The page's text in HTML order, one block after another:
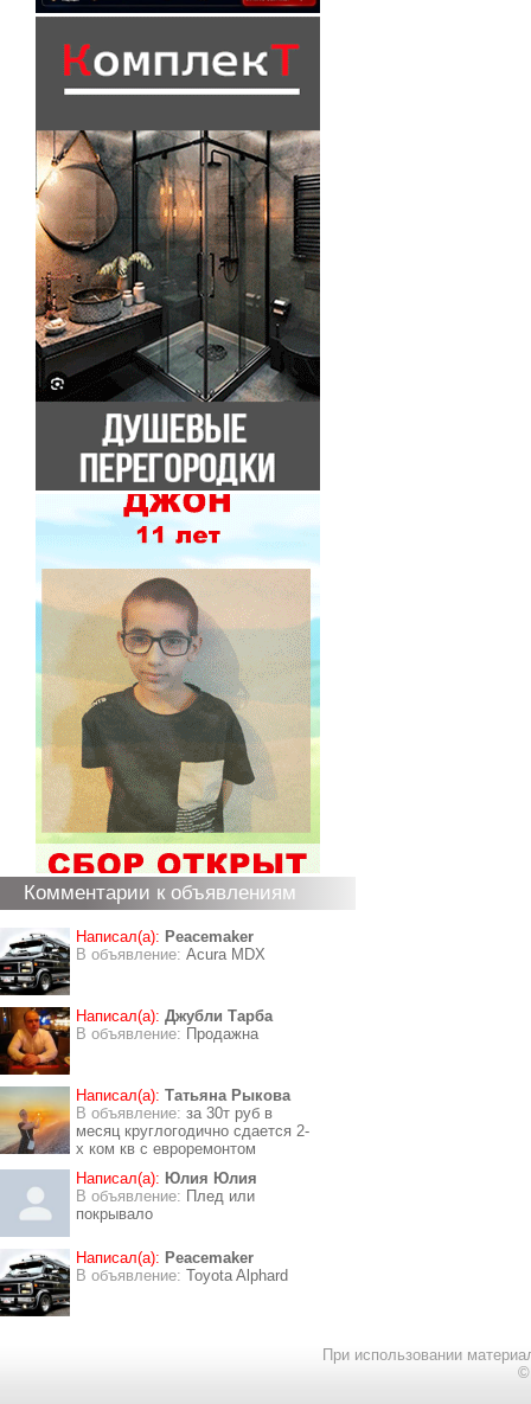
Комментарии к объявлениям
Написал(а): Peacemaker
В объявление: Acura MDX
Написал(а): Джубли Тарба
В объявление: Продажна
Написал(а): Татьяна Рыкова
В объявление: за 30т руб в
месяц круглогодично сдается 2-
х ком кв с евроремонтом
Написал(а): Юлия Юлия
В объявление: Плед или
покрывало
Написал(а): Peacemaker
В объявление: Toyota Alphard
При использовании